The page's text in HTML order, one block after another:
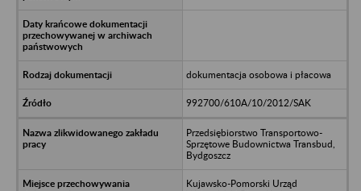
dokumentacja osobowa i płacowa
992700/610A/10/2012/SAK
Przedsiębiorstwo Transportowo-
Sprzętowe Budownictwa Transbud,
Bydgoszcz
Kujawsko-Pomorski Urząd